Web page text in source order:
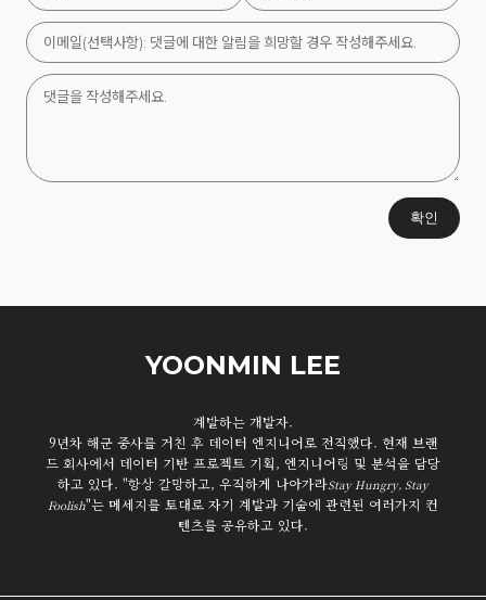
확인
YOONMIN LEE
계발하는 개발자.
9년차 해군 중사를 거친 후 데이터 엔지니어로 전직했다. 현재 브랜
드 회사에서 데이터 기반 프로젝트 기획, 엔지니어링 및 분석을 담당
하고 있다. "항상 갈망하고, 우직하게 나아가라Stay Hungry, Stay
Foolish"는 메세지를 토대로 자기 계발과 기술에 관련된 여러가지 컨
텐츠를 공유하고 있다.